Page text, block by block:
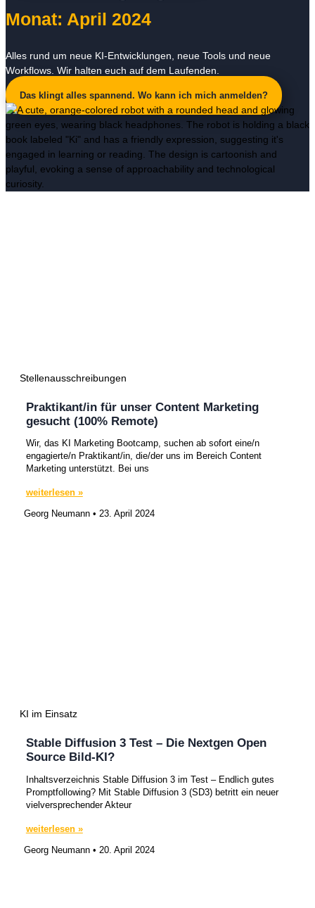
Monat: April 2024
Alles rund um neue KI-Entwicklungen, neue Tools und neue
Workflows. Wir halten euch auf dem Laufenden.
Das klingt alles spannend. Wo kann ich mich anmelden?
Stellenausschreibungen
Praktikant/in für unser Content Marketing
gesucht (100% Remote)
Wir, das KI Marketing Bootcamp, suchen ab sofort eine/n
engagierte/n Praktikant/in, die/der uns im Bereich Content
Marketing unterstützt. Bei uns
weiterlesen »
Georg Neumann
23. April 2024
KI im Einsatz
Stable Diffusion 3 Test – Die Nextgen Open
Source Bild-KI?
Inhaltsverzeichnis Stable Diffusion 3 im Test – Endlich gutes
Promptfollowing? Mit Stable Diffusion 3 (SD3) betritt ein neuer
vielversprechender Akteur
weiterlesen »
Georg Neumann
20. April 2024